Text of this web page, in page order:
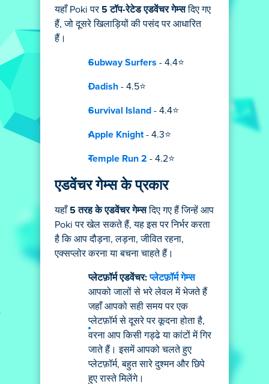
यहाँ Poki पर 5 टॉप-रेटेड एडवेंचर गेम्सदिए गए
हैं, जो दूसरे खिलाड़ियों की पसंद पर आधारित
हैं।
Subway Surfers - 4.4⭐
Dadish - 4.5⭐
Survival Island - 4.4⭐
Apple Knight - 4.3⭐
Temple Run 2 - 4.2⭐
एडवेंचर गेम्स के प्रकार
यहाँ 5 तरह के एडवेंचर गेम्सदिए गए हैं जिन्हें आप
Poki पर खेल सकते हैं, यह इस पर निर्भर करता
है कि आप दौड़ना, लड़ना, जीवित रहना,
एक्सप्लोर करना या बचना चाहते हैं।
प्लेटफ़ॉर्म एडवेंचर: प्लेटफ़ॉर्म गेम्स
आपको जालों से भरे लेवल में भेजते हैं
जहाँ आपको सही समय पर एक
प्लेटफ़ॉर्म से दूसरे पर कूदना होता है,
वरना आप किसी गड्ढे या कांटों में गिर
जाते हैं। इसमें आपको चलते हुए
प्लेटफ़ॉर्म, बहुत सारे दुश्मन और छिपे
हुए रास्ते मिलेंगे।